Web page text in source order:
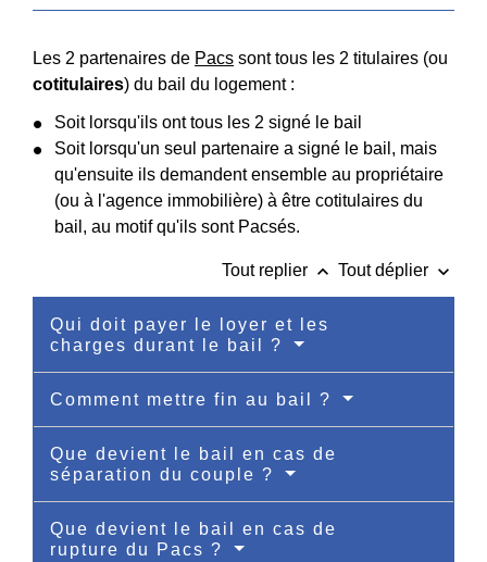
Les 2 partenaires de Pacs sont tous les 2 titulaires (ou
cotitulaires) du bail du logement :
Soit lorsqu'ils ont tous les 2 signé le bail
Soit lorsqu'un seul partenaire a signé le bail, mais
qu'ensuite ils demandent ensemble au propriétaire
(ou à l'agence immobilière) à être cotitulaires du
bail, au motif qu'ils sont Pacsés.
Tout replier keyboard_arrow_up Tout déplier keyboard_arrow_down
Qui doit payer le loyer et les
charges durant le bail ?
Comment mettre fin au bail ?
Que devient le bail en cas de
séparation du couple ?
Que devient le bail en cas de
rupture du Pacs ?